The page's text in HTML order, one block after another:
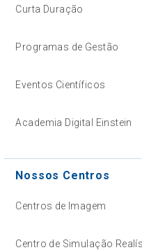
Curta Duração
Programas de Gestão
Eventos Científicos
Academia Digital Einstein
Nossos Centros
Centros de Imagem
Centro de Simulação